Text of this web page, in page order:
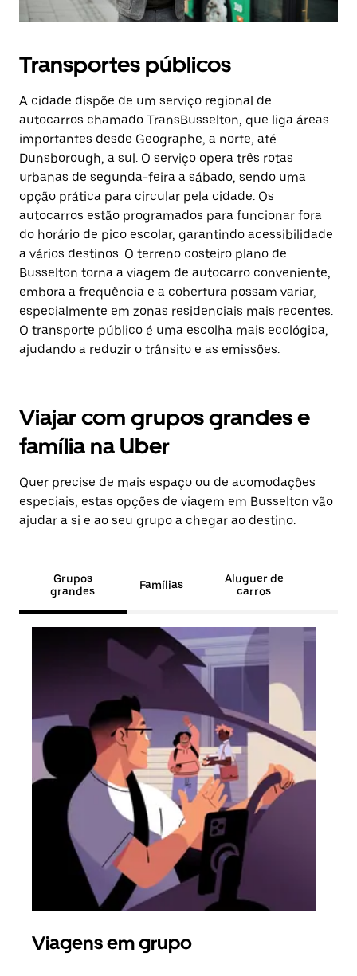
Transportes públicos
A cidade dispõe de um serviço regional de
autocarros chamado TransBusselton, que liga áreas
importantes desde Geographe, a norte, até
Dunsborough, a sul. O serviço opera três rotas
urbanas de segunda-feira a sábado, sendo uma
opção prática para circular pela cidade. Os
autocarros estão programados para funcionar fora
do horário de pico escolar, garantindo acessibilidade
a vários destinos. O terreno costeiro plano de
Busselton torna a viagem de autocarro conveniente,
embora a frequência e a cobertura possam variar,
especialmente em zonas residenciais mais recentes.
O transporte público é uma escolha mais ecológica,
ajudando a reduzir o trânsito e as emissões.
Viajar com grupos grandes e
família na Uber
Quer precise de mais espaço ou de acomodações
especiais, estas opções de viagem em Busselton vão
ajudar a si e ao seu grupo a chegar ao destino.
Grupos
grandes
Famílias
Aluguer de
carros
Viagens em grupo